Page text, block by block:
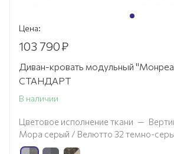
Цена:
103 790₽
Диван-кровать модульный
СТАНДАРТ
В наличии
Цветовое исполнение ткани —
Мора серый / Велютто 32 темно-